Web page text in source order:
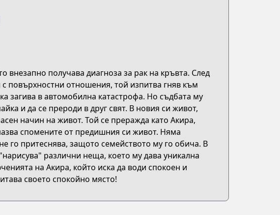
isekai-musou-suru
получава диагноза за рак на кръвта. След
повърхностни отношения, той изпитва гняв към
загива в автомобилна катастрофа. Но съдбата му
и да се прероди в друг свят. В новия си живот,
начин на живот. Той се преражда като Акира,
спомените от предишния си живот. Няма
го притеснява, защото семейството му го обича. В
различни неща, което му дава уникална
на Акира, който иска да води спокоен и
своето спокойно място!